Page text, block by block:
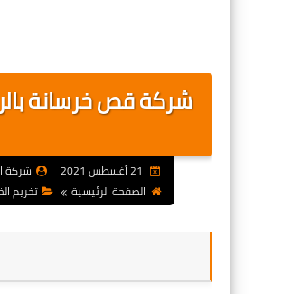
شركة قص خرسانة
شركة
الصفحة الرئيسية
تخريم